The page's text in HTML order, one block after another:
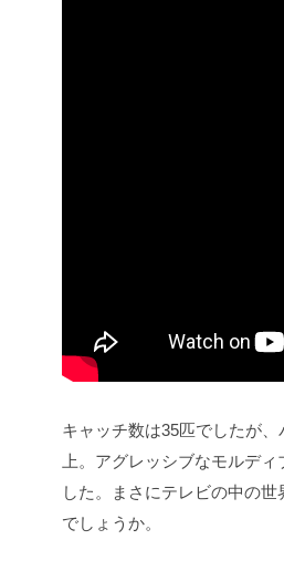
キャッチ数は35匹でしたが
上。アグレッシブなモルデ
した。まさにテレビの中の世
でしょうか。